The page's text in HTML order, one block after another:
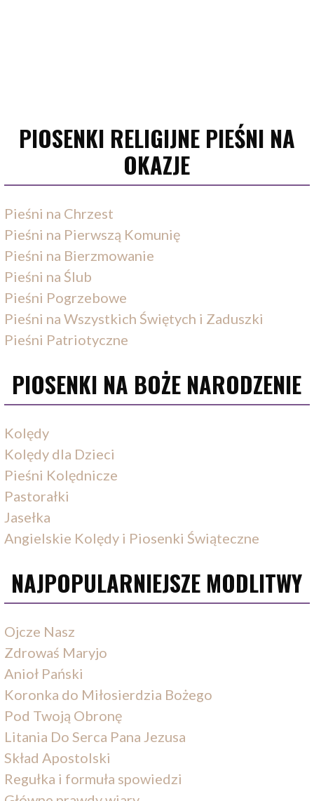
PIOSENKI RELIGIJNE PIEŚNI NA
OKAZJE
Pieśni na Chrzest
Pieśni na Pierwszą Komunię
Pieśni na Bierzmowanie
Pieśni na Ślub
Pieśni Pogrzebowe
Pieśni na Wszystkich Świętych i Zaduszki
Pieśni Patriotyczne
PIOSENKI NA BOŻE NARODZENIE
Kolędy
Kolędy dla Dzieci
Pieśni Kolędnicze
Pastorałki
Jasełka
Angielskie Kolędy i Piosenki Świąteczne
NAJPOPULARNIEJSZE MODLITWY
Ojcze Nasz
Zdrowaś Maryjo
Anioł Pański
Koronka do Miłosierdzia Bożego
Pod Twoją Obronę
Litania Do Serca Pana Jezusa
Skład Apostolski
Regułka i formuła spowiedzi